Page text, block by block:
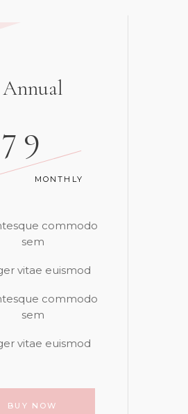
Annual
79
MONTHLY
commodo
sem
vitae euismod
commodo
sem
vitae euismod
BUY NOW